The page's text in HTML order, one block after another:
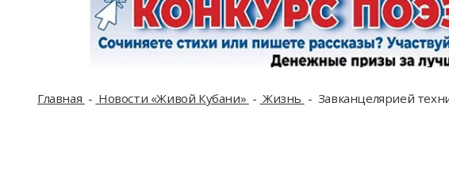
Главная Новости «Живой Кубани» Жизнь Завканцелярией